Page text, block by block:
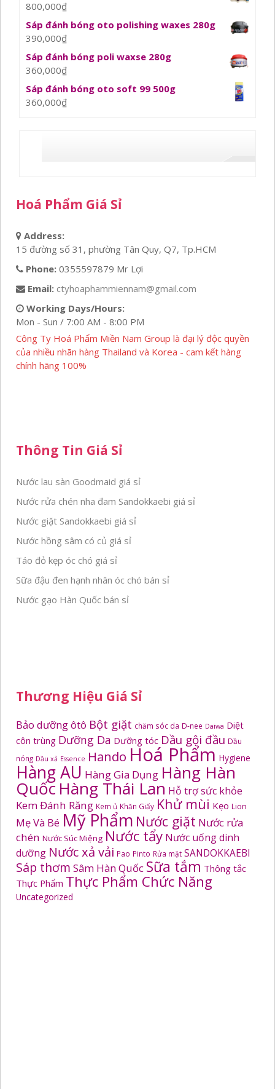
800,000₫
Sáp đánh bóng oto polishing waxes 280g
390,000₫
Sáp đánh bóng poli waxse 280g
360,000₫
Sáp đánh bóng oto soft 99 500g
360,000₫
Hoá Phẩm Giá Sỉ
Address:
15 đường số 31, phường Tân Quy, Q7, Tp.HCM
Phone: 0355597879 Mr Lợi
Email: ctyhoaphammiennam@gmail.com
Working Days/Hours:
Mon - Sun / 7:00 AM - 8:00 PM
Công Ty Hoá Phẩm Miền Nam Group là đại lý độc quyền
của nhiều nhãn hàng Thailand và Korea - cam kết hàng
chính hãng 100%
Thông Tin Giá Sỉ
Nước lau sàn Goodmaid giá sỉ
Nước rửa chén nha đam Sandokkaebi giá sỉ
Nước giặt Sandokkaebi giá sỉ
Nước hồng sâm có củ giá sỉ
Táo đỏ kẹp óc chó giá sỉ
Sữa đậu đen hạnh nhân óc chó bán sỉ
Nước gạo Hàn Quốc bán sỉ
Thương Hiệu Giá Sỉ
Bảo dưỡng ôtô Bột giặt chăm sóc da D-nee Daiwa Diệt
côn trùng Dưỡng Da Dưỡng tóc Dầu gội đầu Dầu
nóng Dầu xả Essence Hando Hoá Phẩm Hygiene
Hàng AU Hàng Gia Dụng Hàng Hàn
Quốc Hàng Thái Lan Hỗ trợ sức khỏe
Kem Đánh Răng Kem ủ Khăn Giấy Khử mùi Kẹo Lion
Mẹ Và Bé Mỹ Phẩm Nước giặt Nước rửa
chén Nước Súc Miệng Nước tẩy Nước uống dinh
dưỡng Nước xả vải Pao Pinto Rửa mặt SANDOKKAEBI
Sáp thơm Sâm Hàn Quốc Sữa tắm Thông tắc
Thực Phẩm Thực Phẩm Chức Năng
Uncategorized